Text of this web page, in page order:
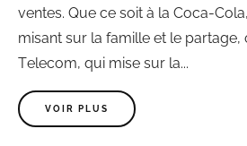
ventes. Que ce soit à la Coca-
misant sur la famille et le
Telecom, qui mise sur la...
VOIR PLUS